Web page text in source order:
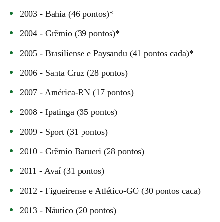
2003 - Bahia (46 pontos)*
2004 - Grêmio (39 pontos)*
2005 - Brasiliense e Paysandu (41 pontos cada)*
2006 - Santa Cruz (28 pontos)
2007 - América-RN (17 pontos)
2008 - Ipatinga (35 pontos)
2009 - Sport (31 pontos)
2010 - Grêmio Barueri (28 pontos)
2011 - Avaí (31 pontos)
2012 - Figueirense e Atlético-GO (30 pontos cada)
2013 - Náutico (20 pontos)